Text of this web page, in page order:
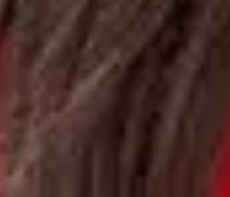
帮助您完成申请。我们殷切期
申请